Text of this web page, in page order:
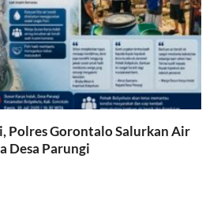
Polres Gorontalo Salurkan Air
Desa Parungi